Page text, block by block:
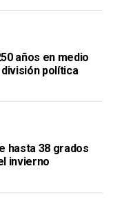
años en medio
política
hasta 38 grados
invierno